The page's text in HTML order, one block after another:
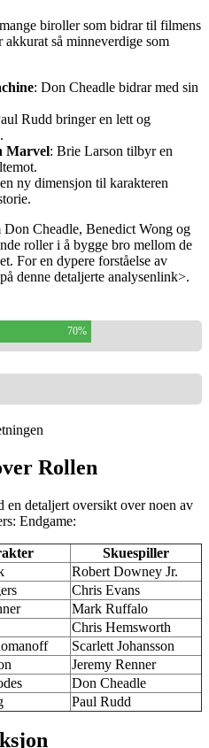
biroller som bidrar til filmens
akkurat så minneverdige som
: Don Cheadle bidrar med sin
Rudd bringer en lett og
Marvel: Brie Larson tilbyr en
ny dimensjon til karakteren
Cheadle, Benedict Wong og
roller i å bygge bro mellom de
For en dypere forståelse av
denne detaljerte analysenlink>.
70%
Rollen
en detaljert oversikt over noen av
Endgame:
Skuespiller
Robert Downey Jr.
Chris Evans
Mark Ruffalo
Chris Hemsworth
Scarlett Johansson
Jeremy Renner
Don Cheadle
Paul Rudd